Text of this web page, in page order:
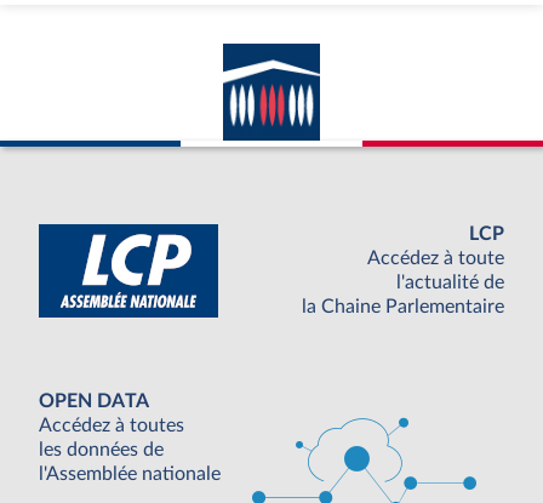
LCP
Accédez à toute
l'actualité de
la Chaine Parlementaire
OPEN DATA
Accédez à toutes
les données de
l'Assemblée nationale